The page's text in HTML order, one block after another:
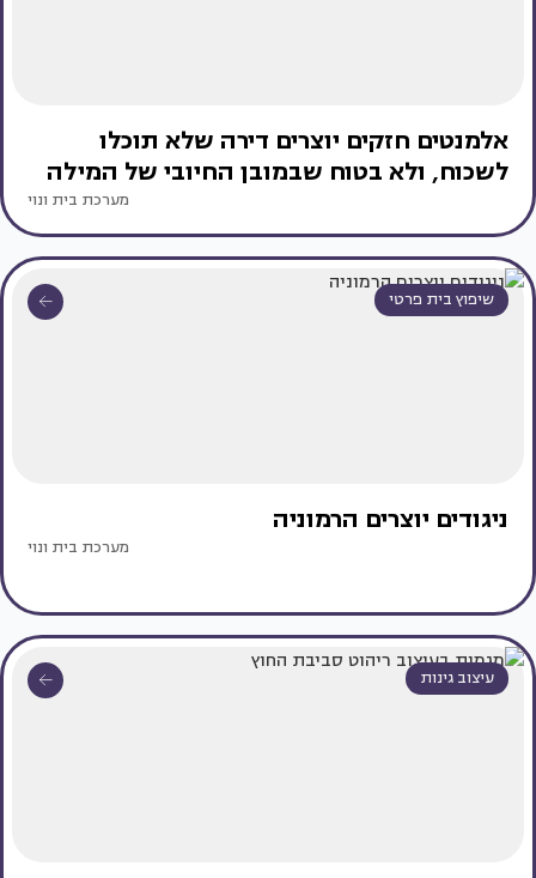
אלמנטים חזקים יוצרים דירה שלא תוכלו
לשכוח, ולא בטוח שבמובן החיובי של המילה
מערכת בית ונוי
שיפוץ בית פרטי
ניגודים יוצרים הרמוניה
מערכת בית ונוי
עיצוב גינות